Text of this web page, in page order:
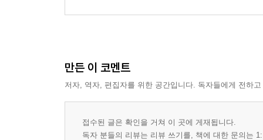
만든 이 코멘트
저자, 역자, 편집자를 위한 공간입니다. 독자들에게 전하
접수된 글은 확인을 거쳐 이 곳에 게재됩니다.
독자 분들의 리뷰는 리뷰 쓰기를, 책에 대한 문의는